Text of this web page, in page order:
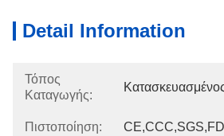
Detail Information
Τόπος
Καταγωγής:
Πιστοποίηση: